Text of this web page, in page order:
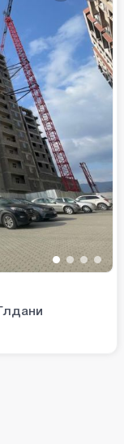
••• •